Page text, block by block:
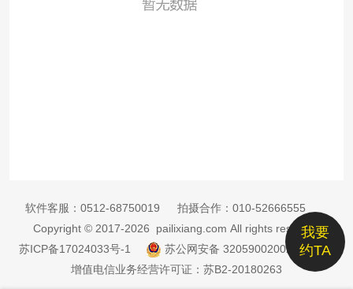
我要
约TA
软件客服： 0512-68750019 拍摄合作： 010-52666555
Copyright © 2017-2026 pailixiang.com All rights reserved
苏ICP备17024033号-1
苏公网安备 32059002002885号
增值电信业务经营许可证：苏B2-20180263